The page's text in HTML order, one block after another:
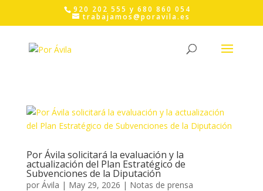
content
920 202 555 y 680 860 054
trabajamos@poravila.es
Por Ávila solicitará la evaluación y la
actualización del Plan Estratégico de
Subvenciones de la Diputación
por Ávila | May 29, 2026 | Notas de prensa